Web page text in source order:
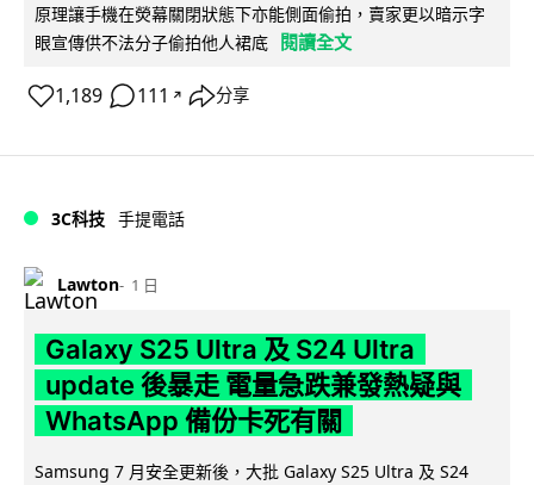
原理讓手機在熒幕關閉狀態下亦能側面偷拍，賣家更以暗示字
眼宣傳供不法分子偷拍他人裙底
閱讀全文
1,189 111 ↗ 分享
3C科技 手提電話
Lawton 1 日
Galaxy S25 Ultra 及 S24 Ultra
update 後暴走 電量急跌兼發熱疑與
WhatsApp 備份卡死有關
Samsung 7 月安全更新後，大批 Galaxy S25 Ultra 及 S24